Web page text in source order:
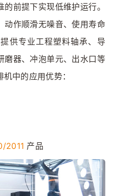
前提下实现低维护运行。
动作顺滑无噪音、使用寿命
供专业工程塑料轴承、导
磨器、冲泡单元、出水口等
中的应用优势：
2011 产品